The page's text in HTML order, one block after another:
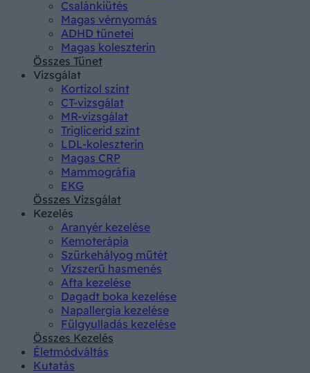
Csalánkiütés
Magas vérnyomás
ADHD tünetei
Magas koleszterin
Összes Tünet
Vizsgálat
Kortizol szint
CT-vizsgálat
MR-vizsgálat
Triglicerid szint
LDL-koleszterin
Magas CRP
Mammográfia
EKG
Összes Vizsgálat
Kezelés
Aranyér kezelése
Kemoterápia
Szürkehályog műtét
Vízszerű hasmenés
Afta kezelése
Dagadt boka kezelése
Napallergia kezelése
Fülgyulladás kezelése
Összes Kezelés
Életmódváltás
Kutatás